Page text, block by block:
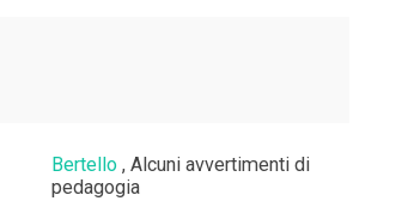
Bertello , Alcuni avvertimenti di
pedagogia